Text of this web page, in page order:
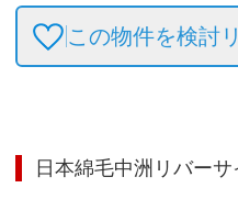
この物件を検討
日本綿毛中洲リバー